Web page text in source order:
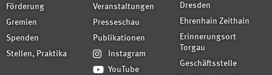
Förderung
Gremien
Spenden
Stellen, Praktika
Veranstaltungen
Presseschau
Publikationen
Instagram
YouTube
Dresden
Ehrenhain Zeithain
Erinnerungsort
Torgau
Geschäftsstelle